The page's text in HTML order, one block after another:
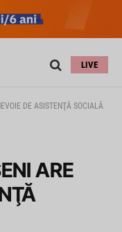
LIVE
DE ASISTENŢĂ SOCIALĂ
ARE